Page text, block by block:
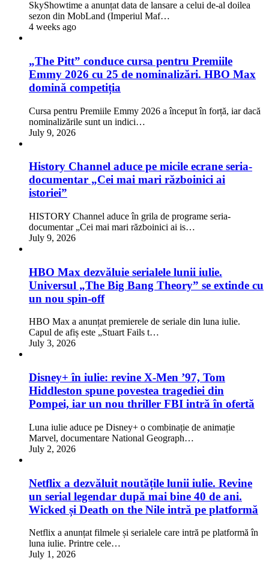
SkyShowtime a anunțat data de lansare a celui de-al doilea
sezon din MobLand (Imperiul Maf…
4 weeks ago
„The Pitt” conduce cursa pentru Premiile
Emmy 2026 cu 25 de nominalizări. HBO Max
domină competiția
Cursa pentru Premiile Emmy 2026 a început în forță, iar dacă
nominalizările sunt un indici…
July 9, 2026
History Channel aduce pe micile ecrane seria-
documentar „Cei mai mari războinici ai
istoriei”
HISTORY Channel aduce în grila de programe seria-
documentar „Cei mai mari războinici ai is…
July 9, 2026
HBO Max dezvăluie serialele lunii iulie.
Universul „The Big Bang Theory” se extinde cu
un nou spin-off
HBO Max a anunțat premierele de seriale din luna iulie.
Capul de afiș este „Stuart Fails t…
July 3, 2026
Disney+ în iulie: revine X-Men ’97, Tom
Hiddleston spune povestea tragediei din
Pompei, iar un nou thriller FBI intră în ofertă
Luna iulie aduce pe Disney+ o combinație de animație
Marvel, documentare National Geograph…
July 2, 2026
Netflix a dezvăluit noutățile lunii iulie. Revine
un serial legendar după mai bine 40 de ani.
Wicked și Death on the Nile intră pe platformă
Netflix a anunțat filmele și serialele care intră pe platformă în
luna iulie. Printre cele…
July 1, 2026